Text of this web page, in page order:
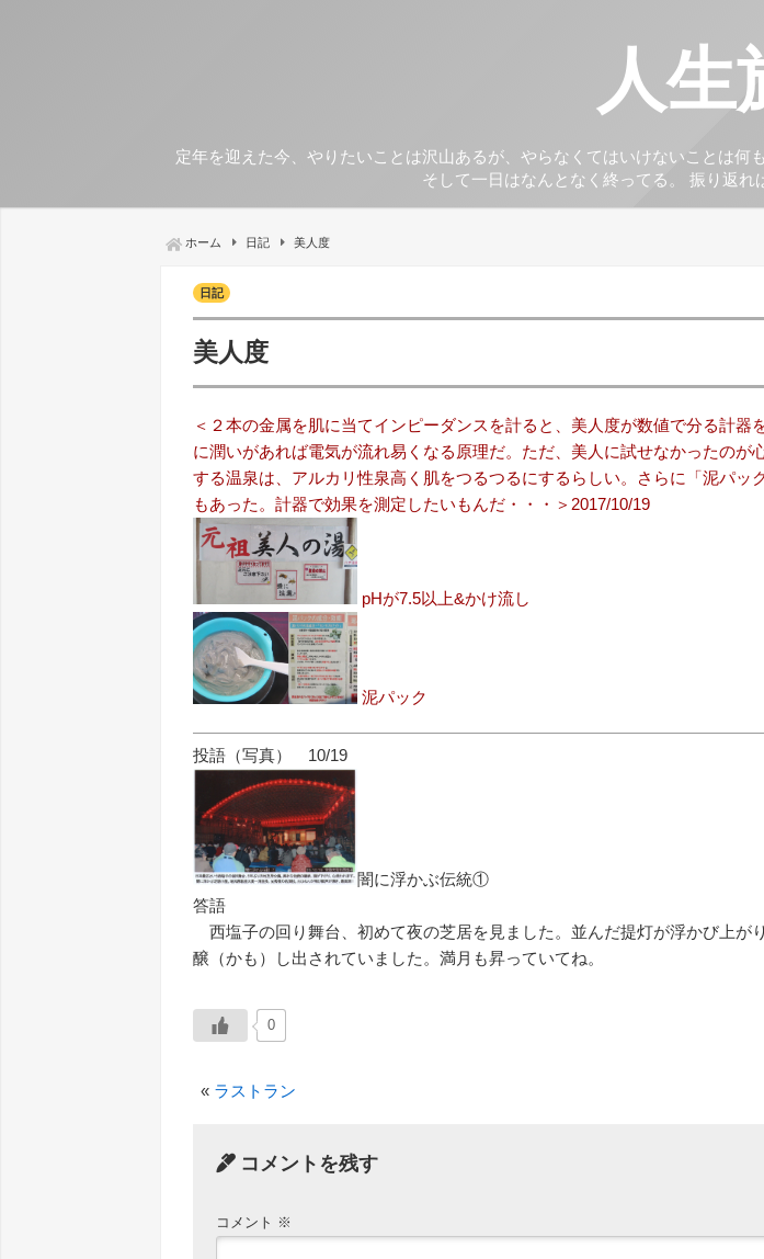
人生
定年を迎えた今、やりたいことは沢山あるが、やらなくてはいけないことは何
そして一日はなんとなく終ってる。 振り返れ
ホーム 日記 美人度
日記
美人度
＜２本の金属を肌に当てインピーダンスを計ると、美人度が数値で分る計器
に潤いがあれば電気が流れ易くなる原理だ。ただ、美人に試せなかったのが
する温泉は、アルカリ性泉高く肌をつるつるにするらしい。さらに「泥パッ
もあった。計器で効果を測定したいもんだ・・・＞2017/10/19
pHが7.5以上&かけ流し
泥パック
投語（写真） 10/19
闇に浮かぶ伝統①
答語
西塩子の回り舞台、初めて夜の芝居を見ました。並んだ提灯が浮かび上が
醸（かも）し出されていました。満月も昇っていてね。
0
« ラストラン
コメントを残す
コメント ※